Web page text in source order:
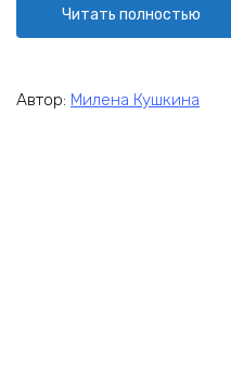
Читать полностью
Автор: Милена Кушкина